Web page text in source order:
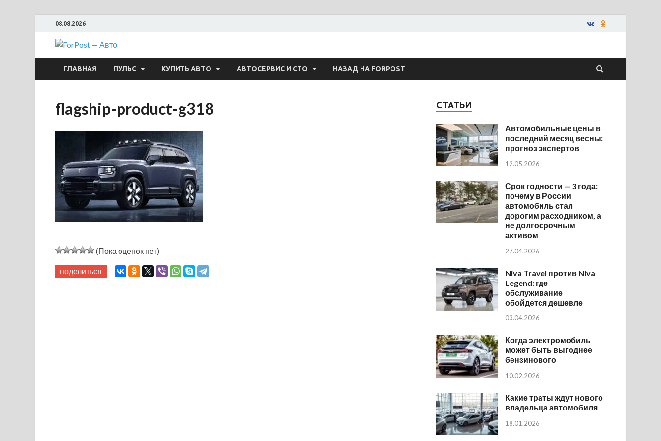
08.08.2026
ForPost — Авто
ГЛАВНАЯ ПУЛЬС КУПИТЬ АВТО АВТОСЕРВИС И СТО НАЗАД НА FORPOST
flagship-product-g318
(Пока оценок нет)
поделиться
СТАТЬИ
Автомобильные цены в
последний месяц весны:
прогноз экспертов
12.05.2026
Срок годности — 3 года:
почему в России
автомобиль стал
дорогим расходником, а
не долгосрочным
активом
27.04.2026
Niva Travel против Niva
Legend: где
обслуживание
обойдется дешевле
03.04.2026
Когда электромобиль
может быть выгоднее
бензинового
10.02.2026
Какие траты ждут нового
владельца автомобиля
18.01.2026